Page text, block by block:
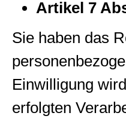
Artikel 7
Sie haben das
Einwilligung
erfolgten